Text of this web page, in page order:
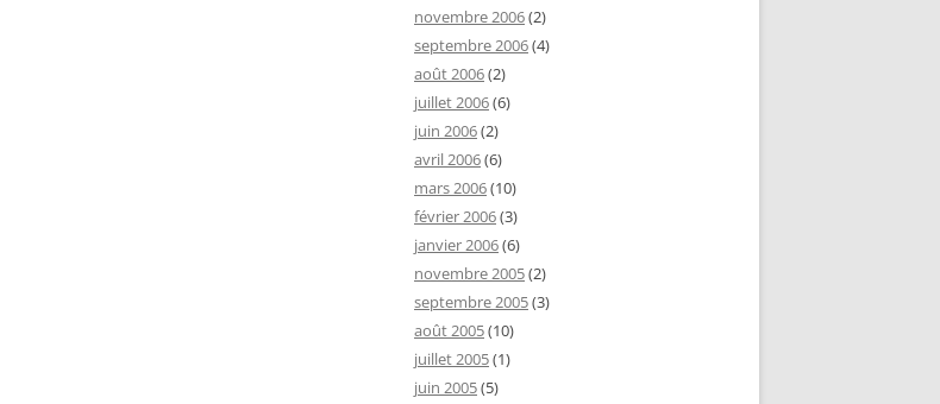
novembre 2006(2)
septembre 2006(4)
août 2006(2)
juillet 2006(6)
juin 2006(2)
avril 2006(6)
mars 2006(10)
février 2006(3)
janvier 2006(6)
novembre 2005(2)
septembre 2005(3)
août 2005(10)
juillet 2005(1)
juin 2005(5)